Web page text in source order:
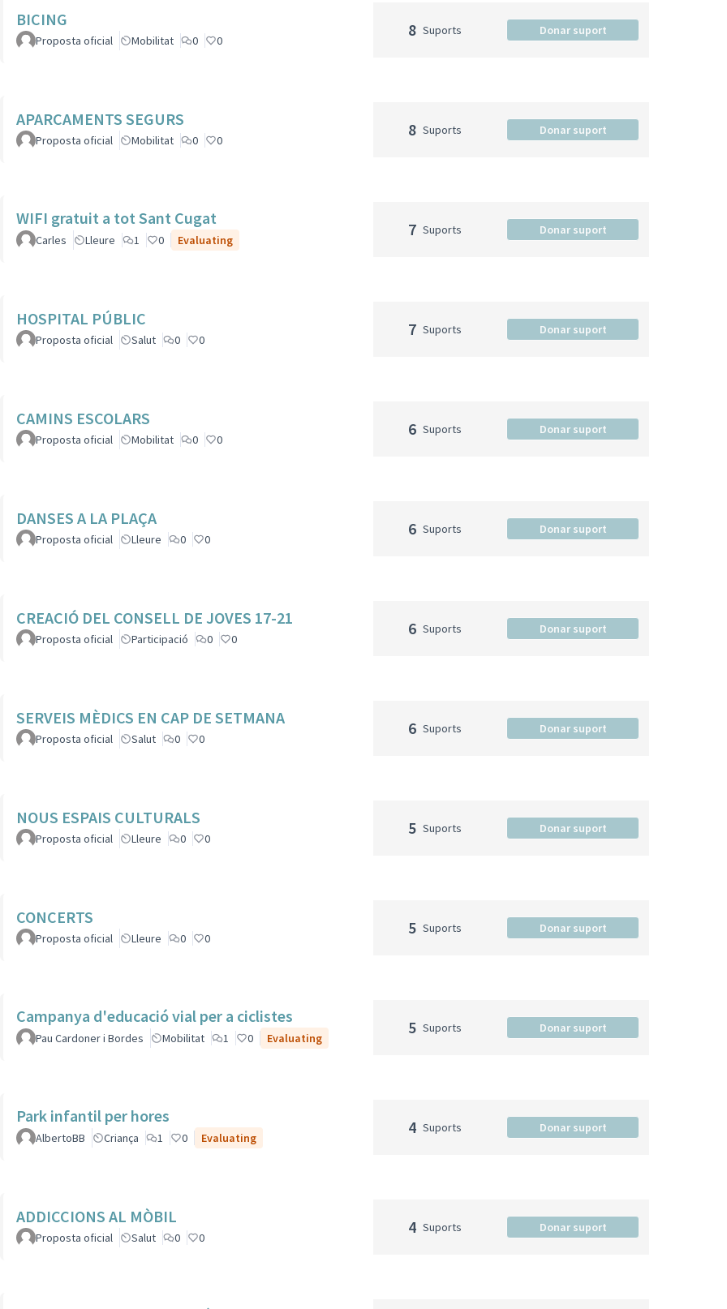
BICING
Proposta oficial Mobilitat 0 0
8 Suports Donar suport
APARCAMENTS SEGURS
Proposta oficial Mobilitat 0 0
8 Suports Donar suport
WIFI gratuit a tot Sant Cugat
Carles Lleure 1 0 Evaluating
7 Suports Donar suport
HOSPITAL PÚBLIC
Proposta oficial Salut 0 0
7 Suports Donar suport
CAMINS ESCOLARS
Proposta oficial Mobilitat 0 0
6 Suports Donar suport
DANSES A LA PLAÇA
Proposta oficial Lleure 0 0
6 Suports Donar suport
CREACIÓ DEL CONSELL DE JOVES 17-21
Proposta oficial Participació 0 0
6 Suports Donar suport
SERVEIS MÈDICS EN CAP DE SETMANA
Proposta oficial Salut 0 0
6 Suports Donar suport
NOUS ESPAIS CULTURALS
Proposta oficial Lleure 0 0
5 Suports Donar suport
CONCERTS
Proposta oficial Lleure 0 0
5 Suports Donar suport
Campanya d'educació vial per a ciclistes
Pau Cardoner i Bordes Mobilitat 1 0 Evaluating
5 Suports Donar suport
Park infantil per hores
AlbertoBB Criança 1 0 Evaluating
4 Suports Donar suport
ADDICCIONS AL MÒBIL
Proposta oficial Salut 0 0
4 Suports Donar suport